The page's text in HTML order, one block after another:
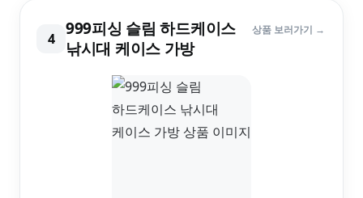
4
999피싱 슬림 하드케이스
낚시대 케이스 가방
상품 보러가기 →